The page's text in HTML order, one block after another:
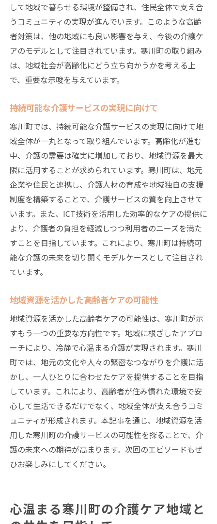
して地域で暮らせる環境が整備され、住民全体で支え合
うコミュニティの実現が進んでいます。このような高齢
者対策は、他の地域にも良い影響を与え、今後の介護ケ
アのモデルとして注目されています。寒川町の取り組み
は、地域社会が高齢化にどう立ち向かうかを考える上
で、重要な示唆を与えています。
持続可能な介護サービスの実現に向けて
寒川町では、持続可能な介護サービスの実現に向けて地
域全体が一丸となって取り組んでいます。高齢化が進む
中、介護の需要は確実に増加しており、地域資源を最大
限に活用することが求められています。寒川町は、地元
企業や住民と連携し、介護人材の育成や地域独自の支援
制度を構築することで、介護サービスの質を向上させて
います。また、ICT技術を活用した効率的なケアの提供に
より、介護者の負担を軽減しつつ利用者のニーズを満た
すことを目指しています。これにより、寒川町は持続可
能な介護の未来を切り開くモデルケースとして注目され
ています。
地域資源を活かした高齢者ケアの可能性
地域資源を活かした高齢者ケアの可能性は、寒川町が示
すもう一つの重要な方向性です。地域に根ざしたアプロ
ーチにより、冷静で心温まる介護が実現されます。寒川
町では、地元の文化や人々の緊密なつながりを介護に活
かし、一人ひとりに合わせたケアを提供することを目指
しています。これにより、高齢者が住み慣れた環境で安
心して生活できるだけでなく、地域全体が支え合うコミ
ュニティが形成されます。本記事を通じ、地域資源を活
用した寒川町の介護サービスの可能性を探ることで、介
護の未来への期待が高まります。次回のエピソードもぜ
ひお楽しみにしてください。
心温まる寒川町の介護ケア地域と